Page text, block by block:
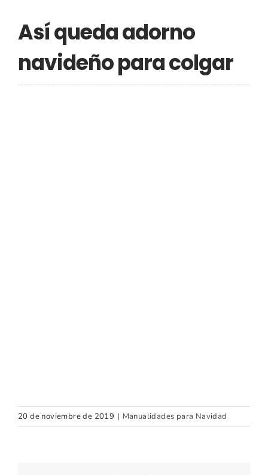
Así queda adorno
navideño para colgar
20 de noviembre de 2019 | Manualidades para Navidad